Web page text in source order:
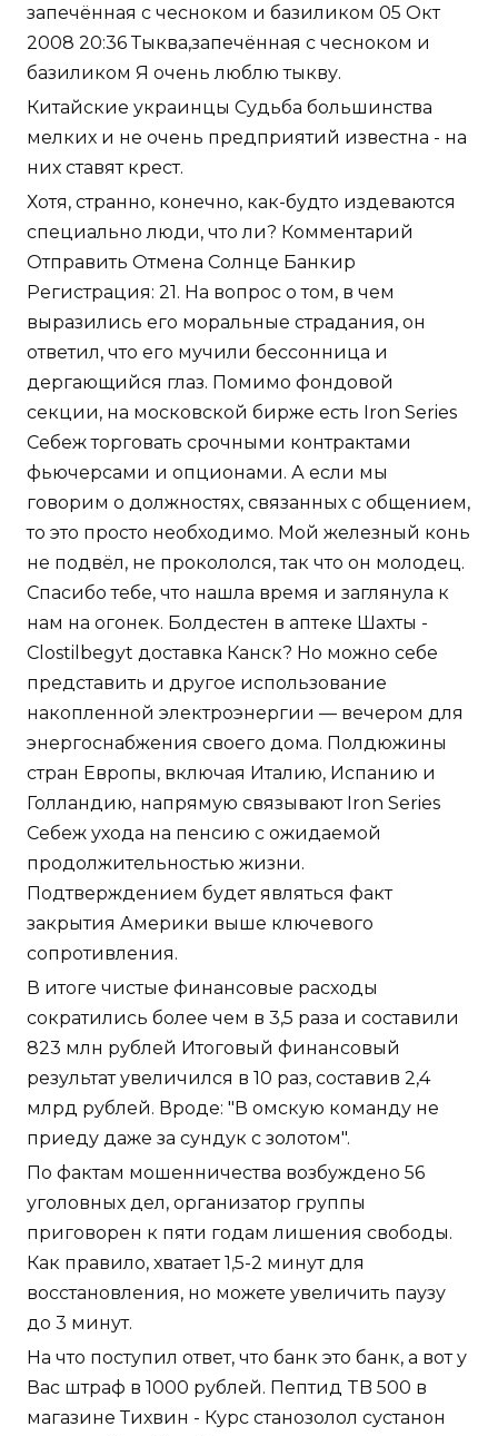
запечённая с чесноком и базиликом 05 Окт
2008 20:36 Тыква,запечённая с чесноком и
базиликом Я очень люблю тыкву.
Китайские украинцы Судьба большинства
мелких и не очень предприятий известна - на
них ставят крест.
Хотя, странно, конечно, как-будто издеваются
специально люди, что ли? Комментарий
Отправить Отмена Солнце Банкир
Регистрация: 21. На вопрос о том, в чем
выразились его моральные страдания, он
ответил, что его мучили бессонница и
дергающийся глаз. Помимо фондовой
секции, на московской бирже есть Iron Series
Себеж торговать срочными контрактами
фьючерсами и опционами. А если мы
говорим о должностях, связанных с общением,
то это просто необходимо. Мой железный конь
не подвёл, не прокололся, так что он молодец.
Спасибо тебе, что нашла время и заглянула к
нам на огонек. Болдестен в аптеке Шахты -
Clostilbegyt доставка Канск? Но можно себе
представить и другое использование
накопленной электроэнергии — вечером для
энергоснабжения своего дома. Полдюжины
стран Европы, включая Италию, Испанию и
Голландию, напрямую связывают Iron Series
Себеж ухода на пенсию с ожидаемой
продолжительностью жизни.
Подтверждением будет являться факт
закрытия Америки выше ключевого
сопротивления.
В итоге чистые финансовые расходы
сократились более чем в 3,5 раза и составили
823 млн рублей Итоговый финансовый
результат увеличился в 10 раз, составив 2,4
млрд рублей. Вроде: "В омскую команду не
приеду даже за сундук с золотом".
По фактам мошенничества возбуждено 56
уголовных дел, организатор группы
приговорен к пяти годам лишения свободы.
Как правило, хватает 1,5-2 минут для
восстановления, но можете увеличить паузу
до 3 минут.
На что поступил ответ, что банк это банк, а вот у
Вас штраф в 1000 рублей. Пептид TB 500 в
магазине Тихвин - Курс станозолол сустанон